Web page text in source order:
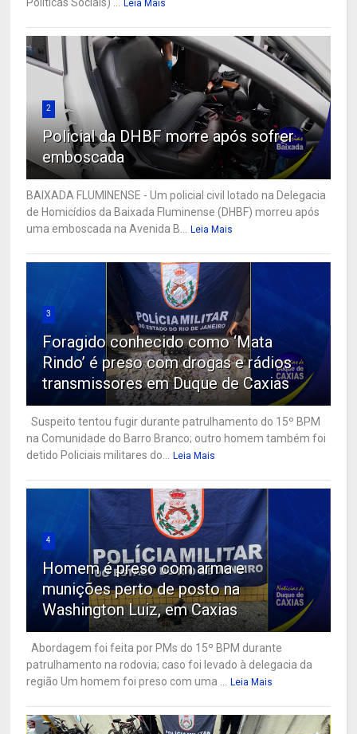
Leia Mais
2
Policial da DHBF morre após sofrer
emboscada
BAIXADA FLUMINENSE - Um policial civil lotado na Delegacia
de Homicídios da Baixada Fluminense (DHBF) morreu após
uma emboscada na Avenida B...
Leia Mais
3
Foragido conhecido como ‘Mata
Rindo’ é preso com drogas e rádios
transmissores em Duque de Caxias
Suspeito tentou fugir durante patrulhamento do 15º BPM
na Comunidade do Barro Branco; outro homem também foi
detido Policiais militares do...
Leia Mais
4
Homem é preso com arma e
munições perto de posto na
Washington Luiz, em Caxias
Abordagem foi feita por PMs do 15º BPM durante
patrulhamento na rodovia; caso foi levado à delegacia da
região Um homem foi preso com uma ...
Leia Mais